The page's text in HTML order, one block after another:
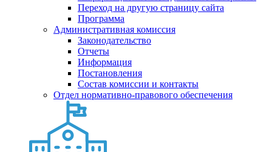
Переход на другую страницу сайта
Программа
Административная комиссия
Законодательство
Отчеты
Информация
Постановления
Состав комиссии и контакты
Отдел нормативно-правового обеспечения